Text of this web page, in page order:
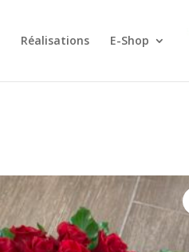
Réalisations E-Shop